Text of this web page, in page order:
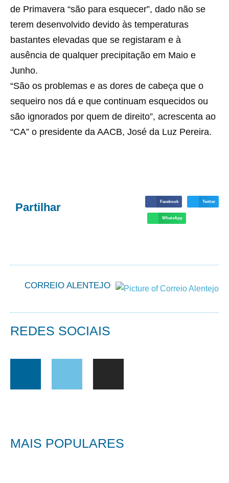
de Primavera “são para esquecer”, dado não se
terem desenvolvido devido às temperaturas
bastantes elevadas que se registaram e à
ausência de qualquer precipitação em Maio e
Junho.
“São os problemas e as dores de cabeça que o
sequeiro nos dá e que continuam esquecidos ou
são ignorados por quem de direito”, acrescenta ao
“CA” o presidente da AACB, José da Luz Pereira.
Partilhar Facebook Twitter
WhatsApp
CORREIO ALENTEJO
REDES SOCIAIS
MAIS POPULARES